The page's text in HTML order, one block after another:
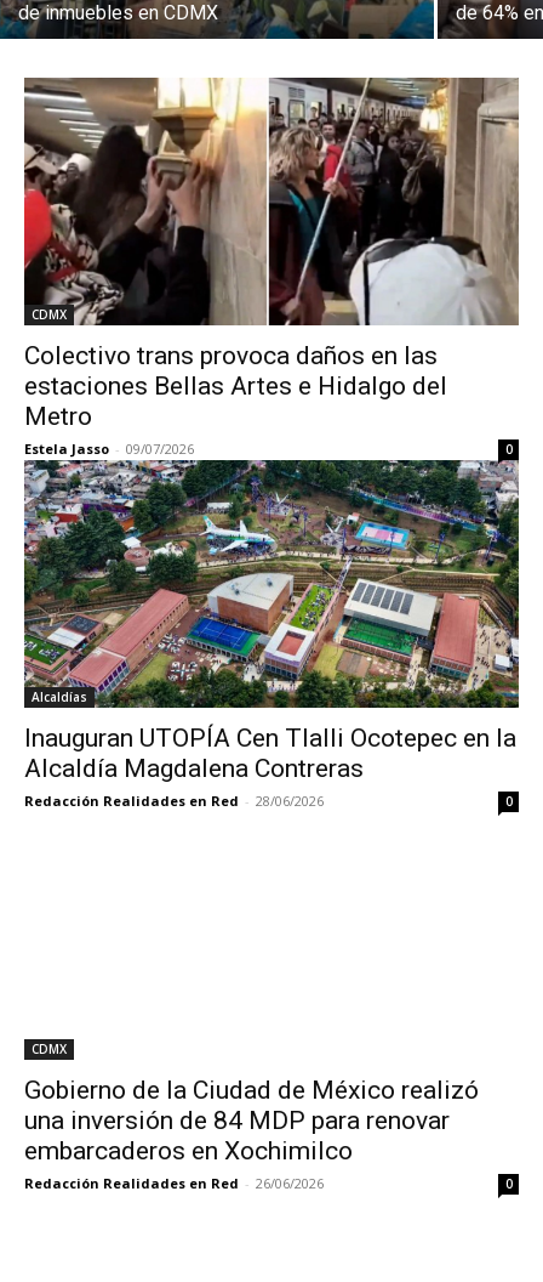
de inmuebles en CDMX
de 64%
CDMX
Colectivo trans provoca daños en las
estaciones Bellas Artes e Hidalgo del
Metro
Estela Jasso - 09/07/2026 0
Alcaldías
Inauguran UTOPÍA Cen Tlalli Ocotepec en la
Alcaldía Magdalena Contreras
Redacción Realidades en Red - 28/06/2026 0
CDMX
Gobierno de la Ciudad de México realizó
una inversión de 84 MDP para renovar
embarcaderos en Xochimilco
Redacción Realidades en Red - 26/06/2026 0